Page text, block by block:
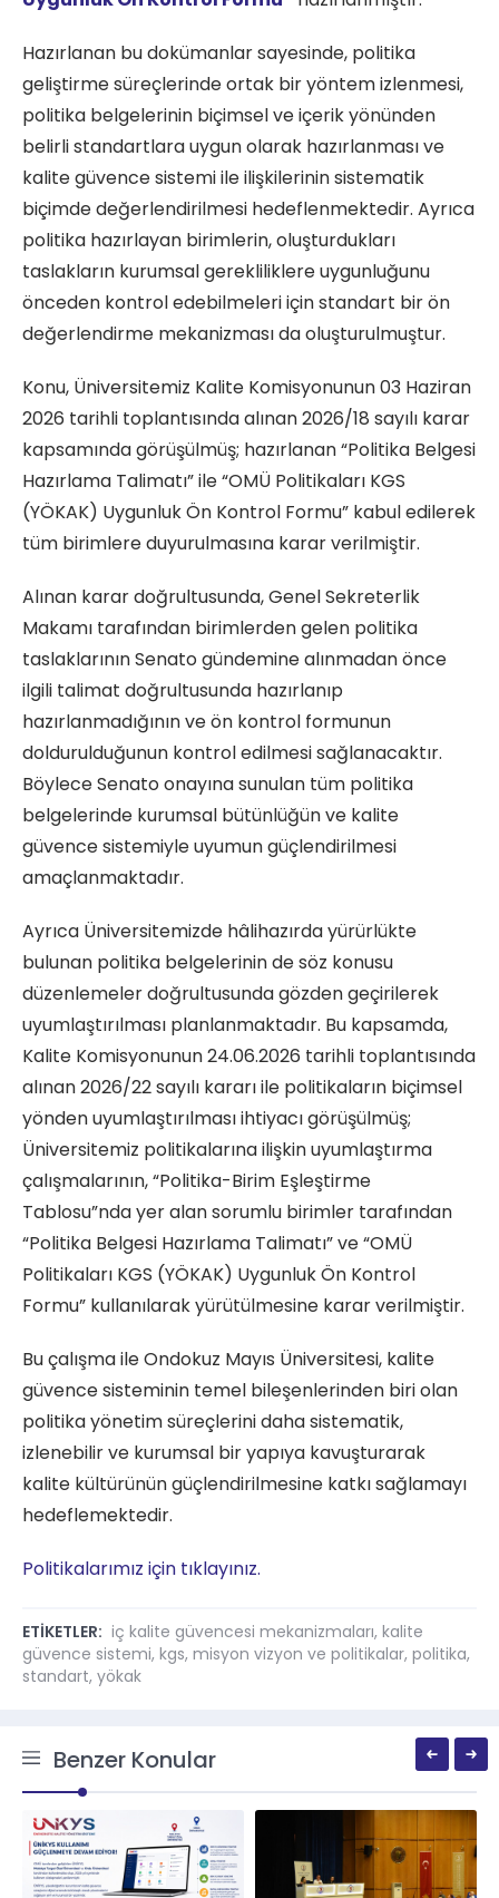
Hazırlanan bu dokümanlar sayesinde, politika
geliştirme süreçlerinde ortak bir yöntem izlenmesi,
politika belgelerinin biçimsel ve içerik yönünden
belirli standartlara uygun olarak hazırlanması ve
kalite güvence sistemi ile ilişkilerinin sistematik
biçimde değerlendirilmesi hedeflenmektedir. Ayrıca
politika hazırlayan birimlerin, oluşturdukları
taslakların kurumsal gerekliliklere uygunluğunu
önceden kontrol edebilmeleri için standart bir ön
değerlendirme mekanizması da oluşturulmuştur.
Konu, Üniversitemiz Kalite Komisyonunun 03 Haziran
2026 tarihli toplantısında alınan 2026/18 sayılı karar
kapsamında görüşülmüş; hazırlanan “Politika Belgesi
Hazırlama Talimatı” ile “OMÜ Politikaları KGS
(YÖKAK) Uygunluk Ön Kontrol Formu” kabul edilerek
tüm birimlere duyurulmasına karar verilmiştir.
Alınan karar doğrultusunda, Genel Sekreterlik
Makamı tarafından birimlerden gelen politika
taslaklarının Senato gündemine alınmadan önce
ilgili talimat doğrultusunda hazırlanıp
hazırlanmadığının ve ön kontrol formunun
doldurulduğunun kontrol edilmesi sağlanacaktır.
Böylece Senato onayına sunulan tüm politika
belgelerinde kurumsal bütünlüğün ve kalite
güvence sistemiyle uyumun güçlendirilmesi
amaçlanmaktadır.
Ayrıca Üniversitemizde hâlihazırda yürürlükte
bulunan politika belgelerinin de söz konusu
düzenlemeler doğrultusunda gözden geçirilerek
uyumlaştırılması planlanmaktadır. Bu kapsamda,
Kalite Komisyonunun 24.06.2026 tarihli toplantısında
alınan 2026/22 sayılı kararı ile politikaların biçimsel
yönden uyumlaştırılması ihtiyacı görüşülmüş;
Üniversitemiz politikalarına ilişkin uyumlaştırma
çalışmalarının, “Politika-Birim Eşleştirme
Tablosu”nda yer alan sorumlu birimler tarafından
“Politika Belgesi Hazırlama Talimatı” ve “OMÜ
Politikaları KGS (YÖKAK) Uygunluk Ön Kontrol
Formu” kullanılarak yürütülmesine karar verilmiştir.
Bu çalışma ile Ondokuz Mayıs Üniversitesi, kalite
güvence sisteminin temel bileşenlerinden biri olan
politika yönetim süreçlerini daha sistematik,
izlenebilir ve kurumsal bir yapıya kavuşturarak
kalite kültürünün güçlendirilmesine katkı sağlamayı
hedeflemektedir.
Politikalarımız için tıklayınız.
ETİKETLER: iç kalite güvencesi mekanizmaları, kalite
güvence sistemi, kgs, misyon vizyon ve politikalar, politika,
standart, yökak
Benzer Konular